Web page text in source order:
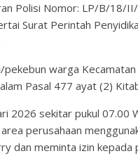
Polisi Nomor: LP/B/18/
Surat Perintah
warga
Pasal 477 ayat (2)
2026 sekitar pukul 07.00
perusahaan
dan meminta izin